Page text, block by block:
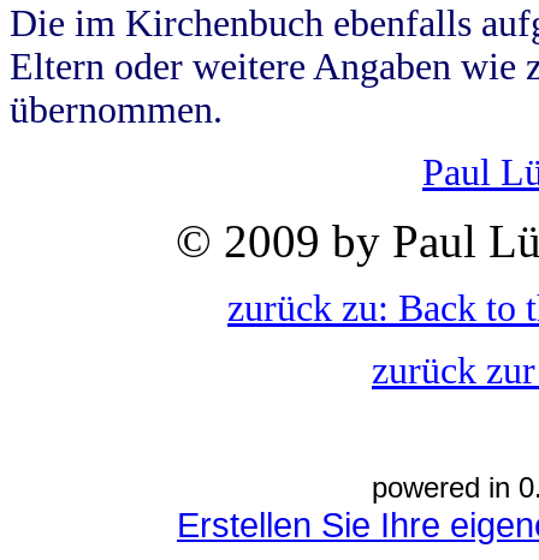
Die im Kirchenbuch ebenfalls
Eltern oder weitere Angaben wie
übernommen.
Paul
© 2009 by Paul
zurück zu: Back to
zurück
powered in
Erstellen Sie Ihre